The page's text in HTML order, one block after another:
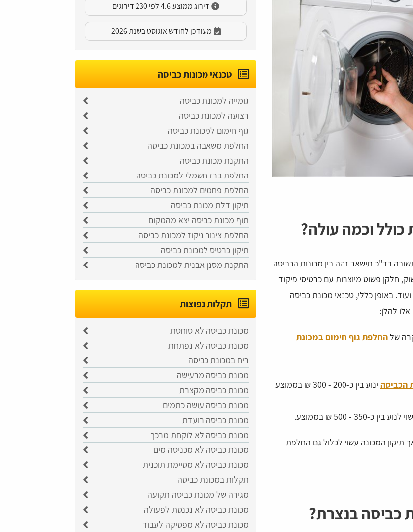
וכמה עולה?
בד"כ תישאר זהה בין מכונות הכביסה
חלקן פשוט מיוצרות עם כרטיסי פיקוד
באופן כללי, טכנאי מכונת כביסה
להלן:
שלהחלפת גוף חימום במכונת
הכביסה ינוע בין כ-200 - 300 ₪ בממוצע
- 500 ₪ בממוצע.
תיקון המכונה עשוי לכלול גם החלפת
כביסה בנצרת?
דירוג ממוצע 4.6 לפי 230 דירוגים
מעודכן לחודש אוגוסט בשנת 2026
טכנאי מכונות כביסה
גומייה למכונת כביסה
רצועה למכונת כביסה
גוף חימום למכונת כביסה
החלפת משאבה במכונת כביסה
התקנת מכונת כביסה
החלפת ברז חשמלי למכונת כביסה
החלפת פחמים למכונת כביסה
תיקון דלת מכונת כביסה
תוף מכונת כביסה יצא מהמקום
החלפת צינור ניקוז למכונת כביסה
תיקון כרטיס למכונת כביסה
התקנת מסנן אבנית למכונת כביסה
תקלות נפוצות
מכונת כביסה לא סוחטת
מכונת כביסה לא נפתחת
ריח במכונת כביסה
מכונת כביסה מרעישה
מכונת כביסה מקצרת
מכונת כביסה עושה כתמים
מכונת כביסה רועדת
מכונת כביסה לא לוקחת מרכך
מכונת כביסה לא מכניסה מים
מכונת כביסה לא מסיימת תוכנית
תקלות במכונת כביסה
מגירה של מכונת כביסה תקועה
מכונת כביסה לא נכנסת לפעולה
מכונת כביסה לא מפסיקה לעבוד